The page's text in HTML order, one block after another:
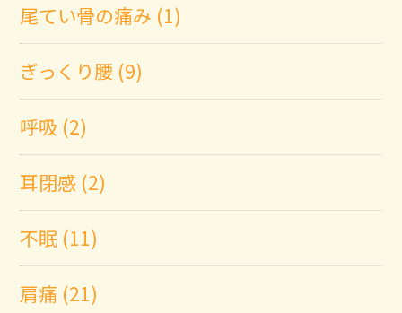
尾てい骨の痛み (1)
ぎっくり腰 (9)
呼吸 (2)
耳閉感 (2)
不眠 (11)
肩痛 (21)